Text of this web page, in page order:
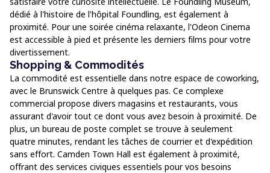
dédié à l'histoire de l'hôpital Foundling, est également à
proximité. Pour une soirée cinéma relaxante, l'Odeon Cinema
est accessible à pied et présente les derniers films pour votre
divertissement.
Shopping & Commodités
La commodité est essentielle dans notre espace de coworking,
avec le Brunswick Centre à quelques pas. Ce complexe
commercial propose divers magasins et restaurants, vous
assurant d'avoir tout ce dont vous avez besoin à proximité. De
plus, un bureau de poste complet se trouve à seulement
quatre minutes, rendant les tâches de courrier et d'expédition
sans effort. Camden Town Hall est également à proximité,
offrant des services civiques essentiels pour vos besoins